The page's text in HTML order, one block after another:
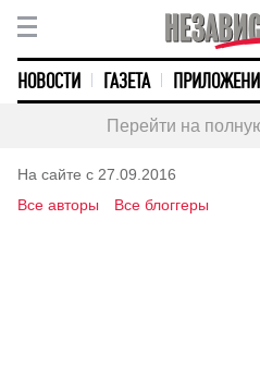
НОВОСТИ ГАЗЕТА
Перейти на
На сайте с 27.09.2016
Все авторы
Все блоггеры